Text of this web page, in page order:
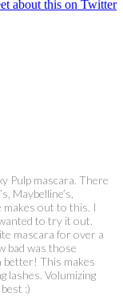
Pulp mascara. There
Maybelline’s,
makes out to this. I
to try it out.
mascara for over a
bad was those
better! This makes
lashes. Volumizing
:)